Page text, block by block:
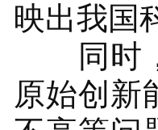
映出我国
同时，
原始创新